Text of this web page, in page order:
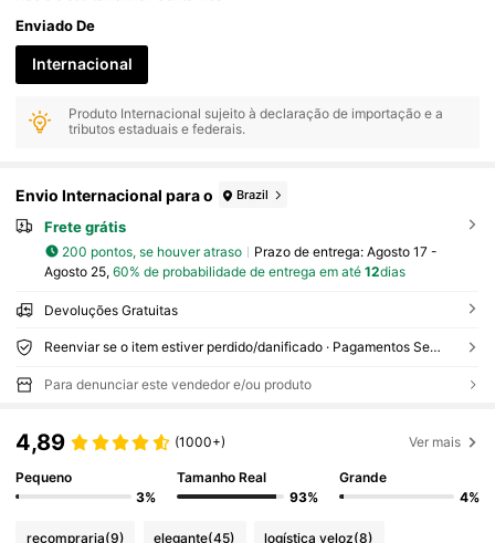
Enviado De
Internacional
Produto Internacional sujeito à declaração de importação e a
tributos estaduais e federais.
Envio Internacional para o Brazil
Frete grátis
200 pontos, se houver atraso Prazo de entrega: Agosto 17 -
Agosto 25, 60% de probabilidade de entrega em até 12dias
Devoluções Gratuitas
Reenviar se o item estiver perdido/danificado · Pagamentos Seguros · Proteção de privacidade
Para denunciar este vendedor e/ou produto
4,89 (1000+) Ver mais
Pequeno
3%
Tamanho Real
93%
Grande
4%
recompraria(9) elegante(45) logística veloz(8)